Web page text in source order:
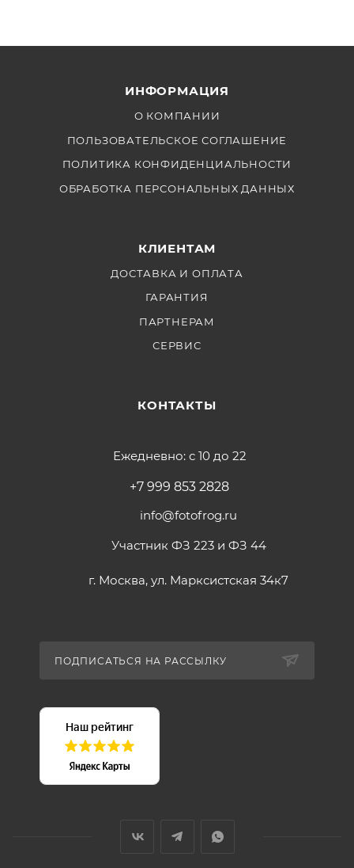
ИНФОРМАЦИЯ
О КОМПАНИИ
ПОЛЬЗОВАТЕЛЬСКОЕ СОГЛАШЕНИЕ
ПОЛИТИКА КОНФИДЕНЦИАЛЬНОСТИ
ОБРАБОТКА ПЕРСОНАЛЬНЫХ ДАННЫХ
КЛИЕНТАМ
ДОСТАВКА И ОПЛАТА
ГАРАНТИЯ
ПАРТНЕРАМ
СЕРВИС
КОНТАКТЫ
Ежедневно: с 10 до 22
+7 999 853 2828
info@fotofrog.ru
Участник ФЗ 223 и ФЗ 44
г. Москва, ул. Марксистская 34к7
ПОДПИСАТЬСЯ НА РАССЫЛКУ